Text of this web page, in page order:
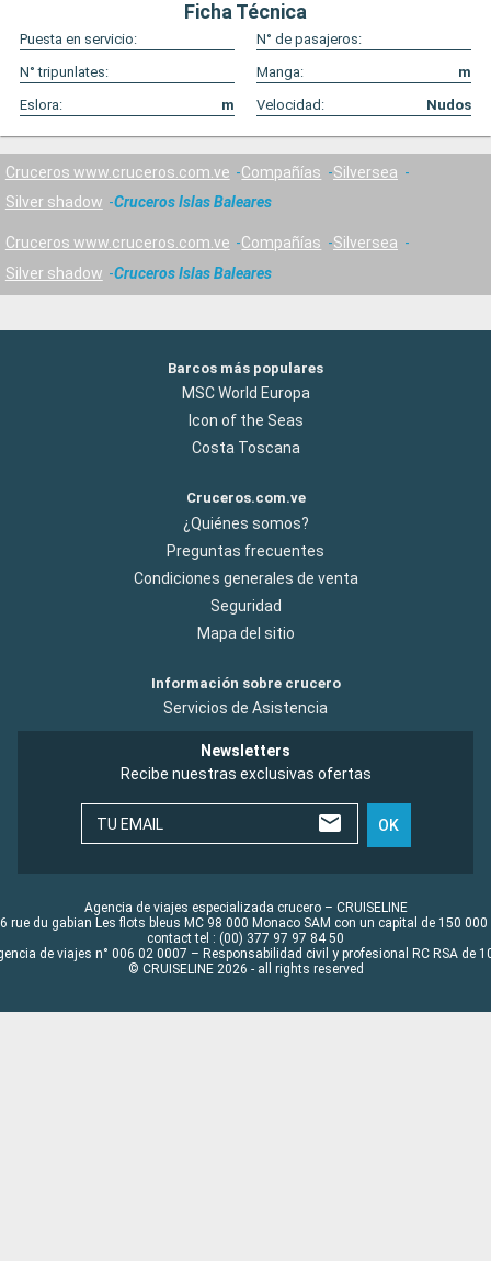
Ficha Técnica
Puesta en servicio:
N° de pasajeros:
N° tripunlates:
Manga:
m
Eslora:
m Velocidad: Nudos
Cruceros www.cruceros.com.ve Compañías
Silversea
Silver shadow
Cruceros Islas Baleares
Cruceros www.cruceros.com.ve Compañías
Silversea
Silver shadow
Cruceros Islas Baleares
Barcos más populares
MSC World Europa
Icon of the Seas
Costa Toscana
Cruceros.com.ve
¿Quiénes somos?
Preguntas frecuentes
Condiciones generales de venta
Seguridad
Mapa del sitio
Información sobre crucero
Servicios de Asistencia
Newsletters
Recibe nuestras exclusivas ofertas
TU EMAIL OK
Agencia de viajes especializada crucero – CRUISELINE
rue du gabian Les flots bleus MC 98 000 Monaco SAM con un capital de 150 000
contact tel : (00) 377 97 97 84 50
de viajes n° 006 02 0007 – Responsabilidad civil y profesional RC RSA de
© CRUISELINE 2026 - all rights reserved